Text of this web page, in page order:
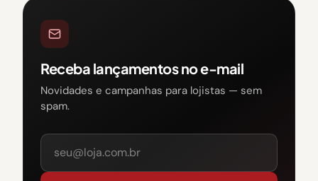
Receba lançamentos no e-mail
Novidades e campanhas para lojistas — sem
spam.